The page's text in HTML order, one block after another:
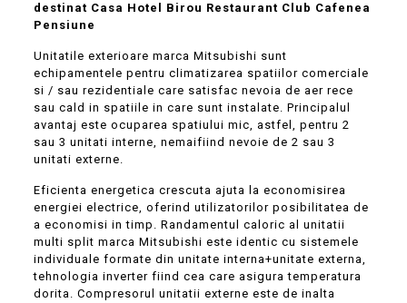
destinat Casa Hotel Birou Restaurant Club Cafenea
Pensiune
Unitatile exterioare marca Mitsubishi sunt
echipamentele pentru climatizarea spatiilor comerciale
si / sau rezidentiale care satisfac nevoia de aer rece
sau cald in spatiile in care sunt instalate. Principalul
avantaj este ocuparea spatiului mic, astfel, pentru 2
sau 3 unitati interne, nemaifiind nevoie de 2 sau 3
unitati externe.
Eficienta energetica crescuta ajuta la economisirea
energiei electrice, oferind utilizatorilor posibilitatea de
a economisi in timp. Randamentul caloric al unitatii
multi split marca Mitsubishi este identic cu sistemele
individuale formate din unitate interna+unitate externa,
tehnologia inverter fiind cea care asigura temperatura
dorita. Compresorul unitatii externe este de inalta